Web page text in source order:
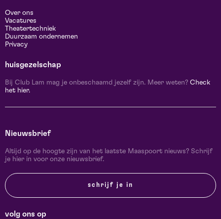
Over ons
Vacatures
Theatertechniek
Duurzaam ondernemen
Privacy
huisgezelschap
Bij Club Lam mag je onbeschaamd jezelf zijn. Meer weten? Check
het hier.
Nieuwsbrief
Altijd op de hoogte zijn van het laatste Maaspoort nieuws? Schrijf
je hier in voor onze nieuwsbrief.
schrijf je in
volg ons op